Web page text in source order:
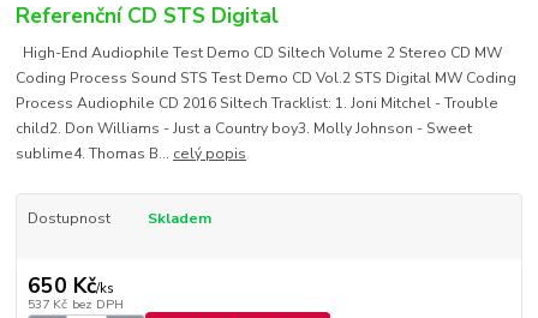
Referenční CD STS Digital
High-End Audiophile Test Demo CD Siltech Volume 2 Stereo CD MW
Coding Process Sound STS Test Demo CD Vol.2 STS Digital MW Coding
Process Audiophile CD 2016 Siltech Tracklist: 1. Joni Mitchel - Trouble
child2. Don Williams - Just a Country boy3. Molly Johnson - Sweet
sublime4. Thomas B... celý popis
Dostupnost Skladem
650 Kč/ks
537 Kč bez DPH